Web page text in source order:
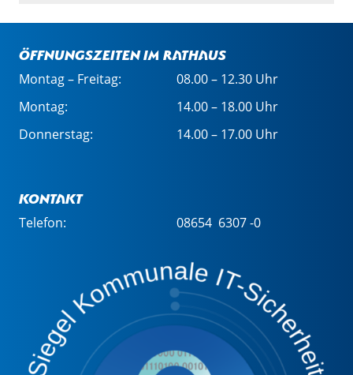
Öffnungszeiten im Rathaus
Montag – Freitag:
08.00 – 12.30 Uhr
Montag:
14.00 – 18.00 Uhr
Donnerstag:
14.00 – 17.00 Uhr
Kontakt
Telefon: 08654 6307 -0